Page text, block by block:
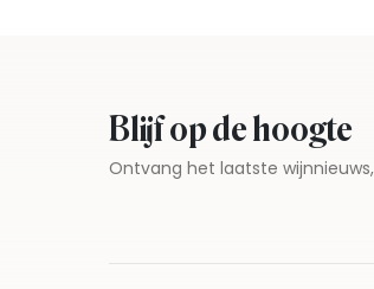
Blijf op de hoogte
Ontvang het laatste